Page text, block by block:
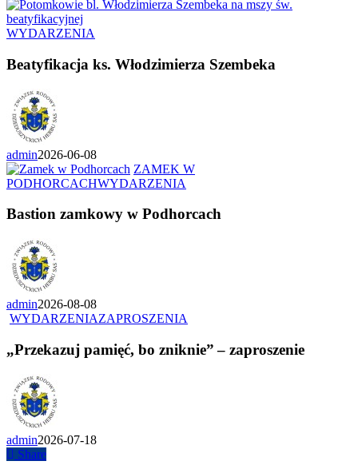
WYDARZENIA
Beatyfikacja ks. Włodzimierza Szembeka
admin2026-06-08
ZAMEK W
PODHORCACHWYDARZENIA
Bastion zamkowy w Podhorcach
admin2026-08-08
WYDARZENIAZAPROSZENIA
„Przekazuj pamięć, bo zniknie” – zaproszenie
admin2026-07-18
Share